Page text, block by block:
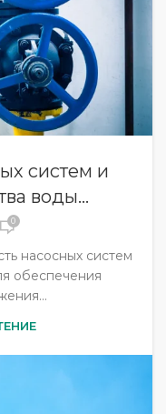
систем и
воды…
0
насосных систем
обеспечения